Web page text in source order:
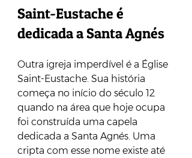
Saint-Eustache é
dedicada a Santa Agnés
Outra igreja imperdível é a Église
Saint-Eustache. Sua história
começa no início do século 12
quando na área que hoje ocupa
foi construída uma capela
dedicada a Santa Agnés. Uma
cripta com esse nome existe até